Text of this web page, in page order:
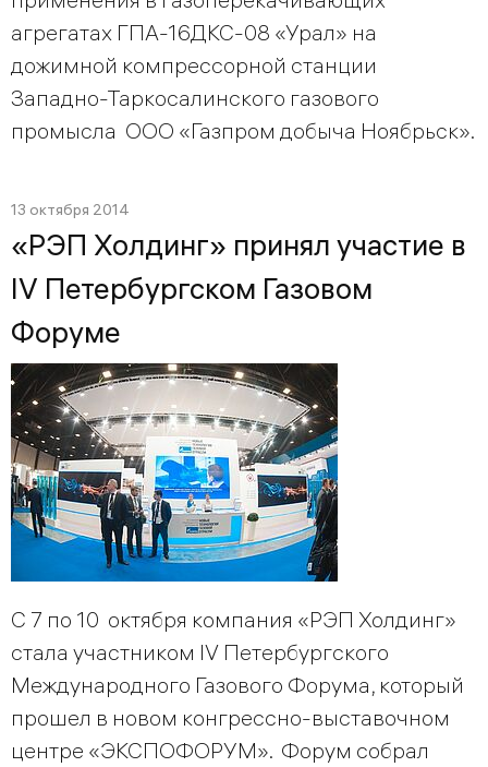
агрегатах ГПА-16ДКС-08 «Урал» на
дожимной компрессорной станции
Западно-Таркосалинского газового
промысла ООО «Газпром добыча Ноябрьск».
13 октября 2014
«РЭП Холдинг» принял участие в
IV Петербургском Газовом
Форуме
С 7 по 10 октября компания «РЭП Холдинг»
стала участником IV Петербургского
Международного Газового Форума, который
прошел в новом конгрессно-выставочном
центре «ЭКСПОФОРУМ». Форум собрал